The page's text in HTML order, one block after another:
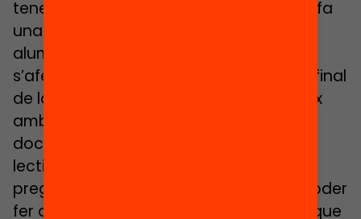
tenen una persona que setmanalment fa
una hora de ‘mindfullness’ amb els
alumnes. A aquesta hora de meditació
s’afegeix mitja hora al principi i mitja al final
de la setmana en que el tutor es reuneix
amb el grup fent rotllana. “Els nostres
docents tenen dins del seu horari hores
lectives que són de tutoria. La gent ens
pregunta: d’on treuen el temps per a poder
fer aquest seguiment? I la resposta és que